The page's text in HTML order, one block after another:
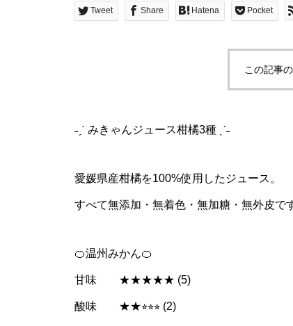
Tweet Share Hatena Pocket
この記事
˗ˏˋ みきゃんジュース柑橘3種 ˎˊ˗
愛媛県産柑橘を100%使用したジュース。
すべて無添加・無着色・無加糖・無外皮で
🍊温州みかん🍊
甘味 ★★★★★ (5)
酸味 ★★⭐︎⭐︎⭐︎ (2)